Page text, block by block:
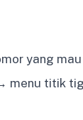
yang
menu titik